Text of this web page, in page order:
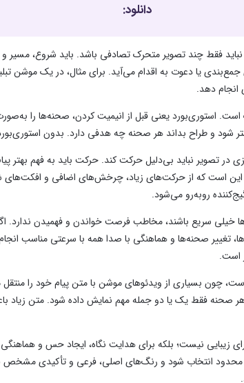
دانلود:
فقط چند تصویر متحرک تصادفی باشد. باید شروع، مسیر و
یا دعوت به اقدام می‌آید. برای مثال، در یک موشن
دهد.
استوری‌بورد یعنی قبل از انیمیت کردن، صحنه‌ها را
و طراح بداند هر صحنه چه هدفی دارد. بدون
در تصویر نباید بی‌دلیل حرکت کند. حرکت باید به فهم بهتر
این است که از حرکت‌های زیاد، چرخش‌های اضافی و
روبه‌رو می‌شود.
خیلی سریع باشند، مخاطب فرصت خواندن و فهمیدن ندارد.
تغییر صحنه‌ها و هماهنگی با صدا همه با سرعتی مناسب
است.
چون بسیاری از ویدئوهای موشن با متن پیام خود را منتقل
صحنه فقط یک یا دو جمله مهم نمایش داده شود. متن زیاد
نیست؛ بلکه برای هدایت نگاه، ایجاد حس و هماهنگی
انتخاب شود و رنگ‌های اصلی، فرعی و تأکیدی مشخص